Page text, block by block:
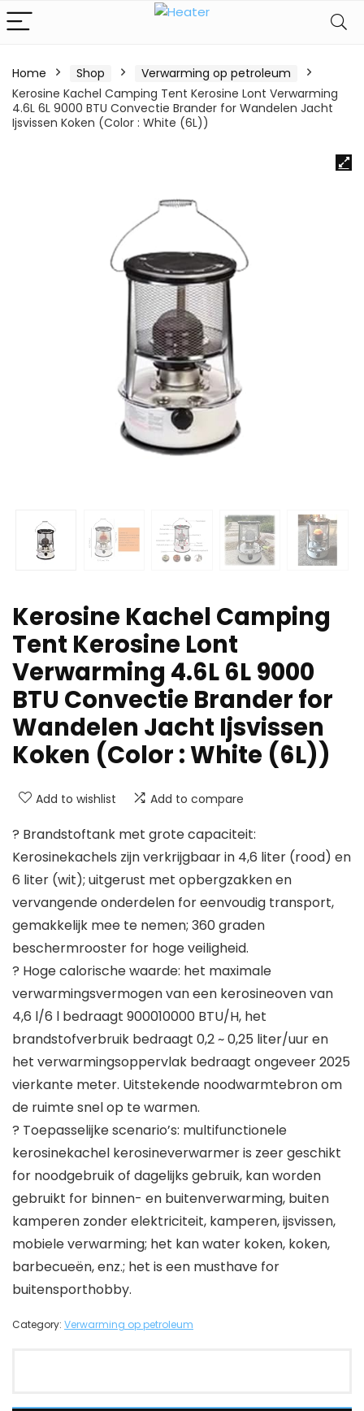
Home Shop
Verwarming op petroleum
Kerosine Kachel Camping Tent Kerosine Lont Verwarming
4.6L 6L 9000 BTU Convectie Brander for Wandelen Jacht
Ijsvissen Koken (Color : White (6L))
Kerosine Kachel Camping
Tent Kerosine Lont
Verwarming 4.6L 6L 9000
BTU Convectie Brander for
Wandelen Jacht Ijsvissen
Koken (Color : White (6L))
Add to wishlist Add to compare
? Brandstoftank met grote capaciteit:
Kerosinekachels zijn verkrijgbaar in 4,6 liter (rood) en
6 liter (wit); uitgerust met opbergzakken en
vervangende onderdelen for eenvoudig transport,
gemakkelijk mee te nemen; 360 graden
beschermrooster for hoge veiligheid.
? Hoge calorische waarde: het maximale
verwarmingsvermogen van een kerosineoven van
4,6 l/6 l bedraagt ​​900010000 BTU/H, het
brandstofverbruik bedraagt ​​0,2 ~ 0,25 liter/uur en
het verwarmingsoppervlak bedraagt ​​ongeveer 2025
vierkante meter. Uitstekende noodwarmtebron om
de ruimte snel op te warmen.
? Toepasselijke scenario’s: multifunctionele
kerosinekachel kerosineverwarmer is zeer geschikt
for noodgebruik of dagelijks gebruik, kan worden
gebruikt for binnen- en buitenverwarming, buiten
kamperen zonder elektriciteit, kamperen, ijsvissen,
mobiele verwarming; het kan water koken, koken,
barbecueën, enz.; het is een musthave for
buitensporthobby.
Category: Verwarming op petroleum